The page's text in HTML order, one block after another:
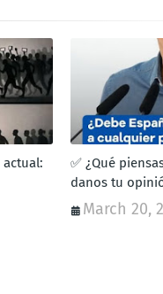
actual:
✅ ¿Qué
danos tu
March 20,